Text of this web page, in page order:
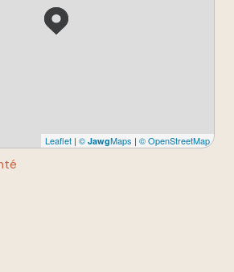
Leaflet | © JawgMaps | © OpenStreetMap